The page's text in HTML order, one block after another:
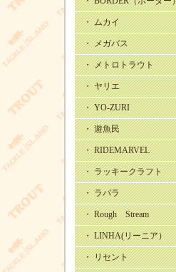
・ ムカイ
・ メガバス
・ メトロトラウト
・ ヤリエ
・ YO-ZURI
・ 遊魚民
・ RIDEMARVEL
・ ラッキークラフト
・ ラパラ
・ Rough Stream
・ LINHA(リーニア）
・ リセント